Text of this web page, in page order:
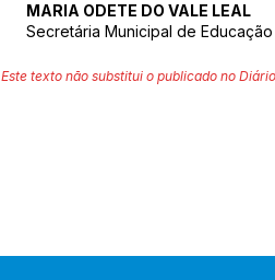
MARIA ODETE DO VALE LEAL
Secretária Municipal de
Este texto não substitui o publicado no